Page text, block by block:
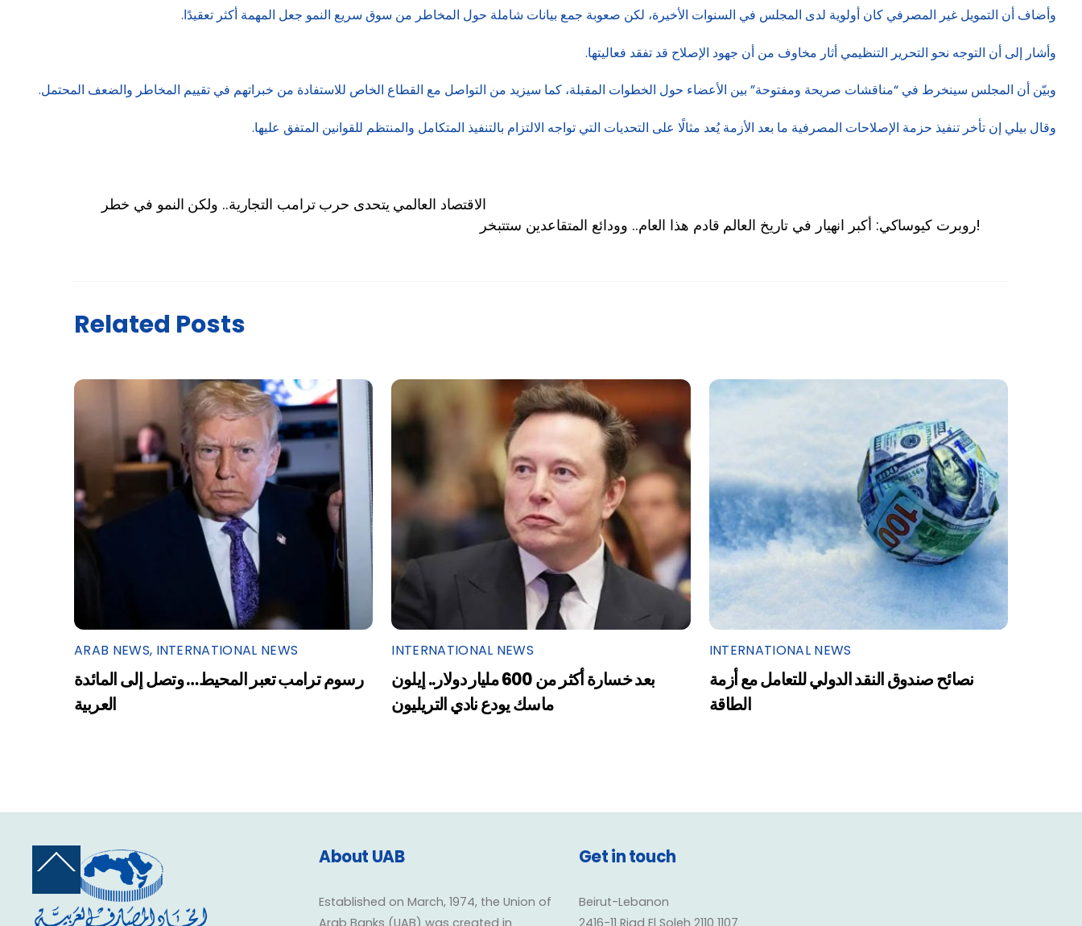
وأضاف أن التمويل غير المصرفي كان أولوية لدى المجلس في السنوات الأخيرة، لكن صعوبة جمع بيانات شاملة حول المخاطر من سوق سريع النمو جعل المهمة أكثر تعقيدًا.
وأشار إلى أن التوجه نحو التحرير التنظيمي أثار مخاوف من أن جهود الإصلاح قد تفقد فعاليتها.
وبيّن أن المجلس سينخرط في “مناقشات صريحة ومفتوحة” بين الأعضاء حول الخطوات المقبلة، كما سيزيد من التواصل مع القطاع الخاص للاستفادة من خبراتهم في تقييم المخاطر والضعف المحتمل.
وقال بيلي إن تأخر تنفيذ حزمة الإصلاحات المصرفية ما بعد الأزمة يُعد مثالًا على التحديات التي تواجه الالتزام بالتنفيذ المتكامل والمنتظم للقوانين المتفق عليها.
الاقتصاد العالمي يتحدى حرب ترامب التجارية.. ولكن النمو في خطر
روبرت كيوساكي: أكبر انهيار في تاريخ العالم قادم هذا العام.. وودائع المتقاعدين ستتبخر!
Related Posts
ARAB NEWS, INTERNATIONAL NEWS
رسوم ترامب تعبر المحيط… وتصل إلى المائدة
العربية
INTERNATIONAL NEWS
بعد خسارة أكثر من 600 مليار دولار.. إيلون
ماسك يودع نادي التريليون
INTERNATIONAL NEWS
نصائح صندوق النقد الدولي للتعامل مع أزمة
الطاقة
Back
Top
About UAB
Established on March, 1974, the Union of
Arab Banks (UAB) was created in
Get in touch
Beirut-Lebanon
2416-11 Riad El Soleh 2110 1107